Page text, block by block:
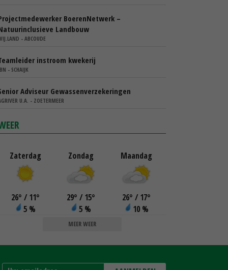
BoerenNetwerk –
Landbouw
- ABCOUDE
instroom kwekerij
- SCHAIJK
Adviseur Gewassenverzekeringen
U.A. - ZOETERMEER
Zaterdag
26° / 11°
5 %
Zondag
29° / 15°
5 %
Maandag
26° / 17°
10 %
MEER WEER